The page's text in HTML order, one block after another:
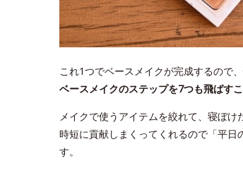
これ1つでベースメイクが完成するので
ベースメイクのステップを7つも飛ばす
メイクで使うアイテムを絞れて、寝ぼけ
時短に貢献しまくってくれるので「平
す。